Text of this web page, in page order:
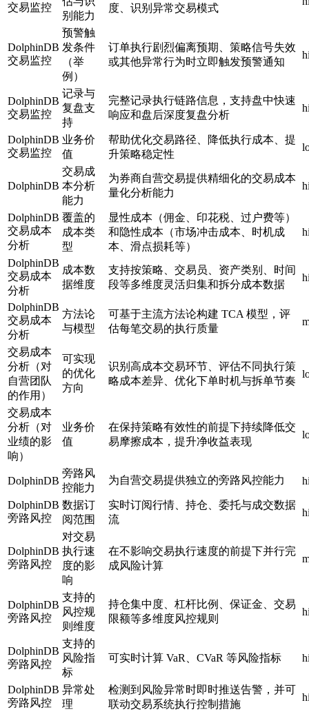
交易监控
别能力
度、识别异常交易模式
DolphinDB
交易监控
预警触
发条件
（举
例）
订单执行剧烈偏离预期、策略信号失效
或其他异常行为时立即触发预警通知
DolphinDB
交易监控
记录与
复盘支
持
完整记录执行链路信息，支持盘中快速
响应和盘后深度复盘分析
DolphinDB
交易监控
业务价
值
帮助优化交易路径、降低执行成本、提
升策略稳定性
DolphinDB
交易成
本分析
能力
为券商自营交易提供精细化的交易成本
量化分析能力
DolphinDB
交易成本
分析
覆盖的
成本类
型
显性成本（佣金、印花税、过户费等）
和隐性成本（市场冲击成本、时机成
本、滑点损耗等）
DolphinDB
交易成本
分析
成本数
据维度
支持按策略、交易员、资产类别、时间
段等多维度灵活归集和拆分成本数据
DolphinDB
交易成本
分析
方法论
与模型
可基于主流方法论构建 TCA 模型，评
估每笔交易的执行质量
交易成本
分析（对
自营团队
的作用）
可实现
的优化
方向
识别高成本交易环节、评估不同执行策
略成本差异、优化下单时机与拆单节奏
交易成本
分析（对
业绩的影
响）
业务价
值
在保持策略有效性的前提下持续降低交
易摩擦成本，提升净收益表现
DolphinDB
旁路风
控能力
为自营交易提供独立的旁路风控能力
DolphinDB
旁路风控
数据订
阅范围
实时订阅行情、持仓、委托与成交数据
流
DolphinDB
旁路风控
对交易
执行速
度的影
响
在不影响交易执行速度的前提下并行完
成风险计算
DolphinDB
旁路风控
支持的
风控规
则维度
持仓集中度、杠杆比例、保证金、交易
限额等多维度风控规则
DolphinDB
旁路风控
支持的
风险指
标
可实时计算 VaR、CVaR 等风险指标
DolphinDB
旁路风控
异常处
理
检测到风险异常时即时推送告警，并可
联动交易系统执行控制措施